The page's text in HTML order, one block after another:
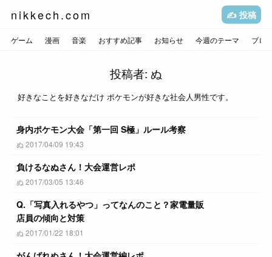
nikkech.com ✍️ 投稿
ゲーム 漫画 音楽 おすすめ記事 お知らせ 今週のテーマ ブロ
投稿者: ぬ
好きなことを好きなだけ ポケモンが好きな社会人男性です。
身内ポケモン大会「第一回 S極」ルール考察
ぬ 2017/04/09 19:43
負けるなぬさん！大会運営レポ
ぬ 2017/03/05 13:46
Q.「写真入れるやつ」ってなんのこと？家電量販
店員の傾向と対策
ぬ 2017/01/22 18:01